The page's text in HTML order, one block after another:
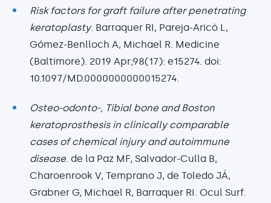
Risk factors for graft failure after penetrating
keratoplasty. Barraquer RI, Pareja-Aricò L,
Gómez-Benlloch A, Michael R. Medicine
(Baltimore). 2019 Apr;98(17): e15274. doi:
10.1097/MD.0000000000015274.
Osteo-odonto-, Tibial bone and Boston
keratoprosthesis in clinically comparable
cases of chemical injury and autoimmune
disease. de la Paz MF, Salvador-Culla B,
Charoenrook V, Temprano J, de Toledo JÁ,
Grabner G, Michael R, Barraquer RI. Ocul Surf.